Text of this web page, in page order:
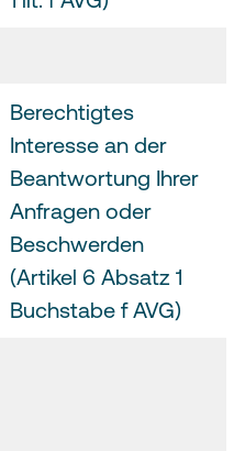
Berechtigtes
Interesse an der
Beantwortung Ihrer
Anfragen oder
Beschwerden
(Artikel 6 Absatz 1
Buchstabe f AVG)